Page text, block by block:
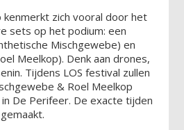
kenmerkt zich vooral door het
sets op het podium: een
Mischgewebe) en
Meelkop). Denk aan drones,
Tijdens LOS festival zullen
& Roel Meelkop
De Perifeer. De exacte tijden